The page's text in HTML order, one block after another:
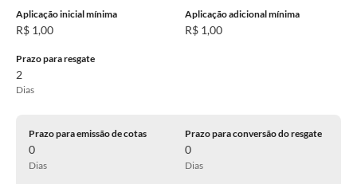
Aplicação inicial mínima
R$ 1,00
Aplicação adicional mínima
R$ 1,00
Prazo para resgate
2
Dias
Prazo para emissão de cotas
0
Dias
Prazo para conversão do resgate
0
Dias